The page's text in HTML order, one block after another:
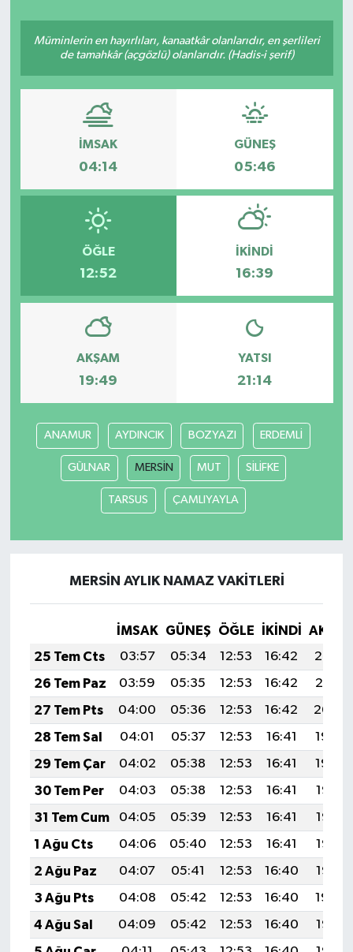
Müminlerin en hayırlıları, kanaatkâr olanlarıdır, en şerlileri
de tamahkâr (açgözlü) olanlarıdır. (Hadis-i şerif)
İMSAK
04:14
GÜNEŞ
05:46
ÖĞLE
12:52
İKINDI
16:39
AKŞAM
19:49
YATSI
21:14
ANAMUR AYDINCIK BOZYAZI ERDEMLİ
GÜLNAR MERSİN MUT SİLİFKE
TARSUS ÇAMLIYAYLA
MERSİN AYLIK NAMAZ VAKITLERI
İMSAK GÜNEŞ ÖĞLE İKINDI
25 Tem Cts
03:57 05:34 12:53 16:42
20:02
26 Tem Paz
03:59 05:35 12:53 16:42
20:01
27 Tem Pts
04:00 05:36 12:53 16:42
20:00
28 Tem Sal
04:01 05:37 12:53 16:41
19:59
29 Tem Çar
04:02 05:38 12:53 16:41
19:59
30 Tem Per
04:03 05:38 12:53 16:41
19:58
31 Tem Cum
04:05 05:39 12:53 16:41
19:57
1 Ağu Cts
04:06 05:40 12:53 16:41
19:56
2 Ağu Paz
04:07 05:41 12:53 16:40
19:55
3 Ağu Pts
04:08 05:42 12:53 16:40
19:54
4 Ağu Sal
04:09 05:42 12:53 16:40
19:53